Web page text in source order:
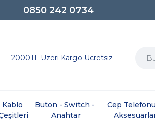
0850 242 0734
2000TL Üzeri Kargo Ücretsiz
Kablo
Buton - Switch -
Anahtar
Cep